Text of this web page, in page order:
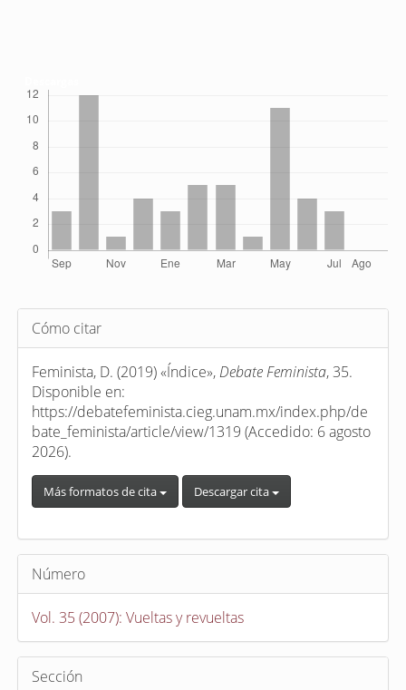
Detalles
del
artículo
Cómo citar
Feminista, D. (2019) «Índice», Debate Feminista, 35.
Disponible en:
https://debatefeminista.cieg.unam.mx/index.php/de
bate_feminista/article/view/1319 (Accedido: 6 agosto
2026).
Más formatos de cita Descargar cita
Número
Vol. 35 (2007): Vueltas y revueltas
Sección